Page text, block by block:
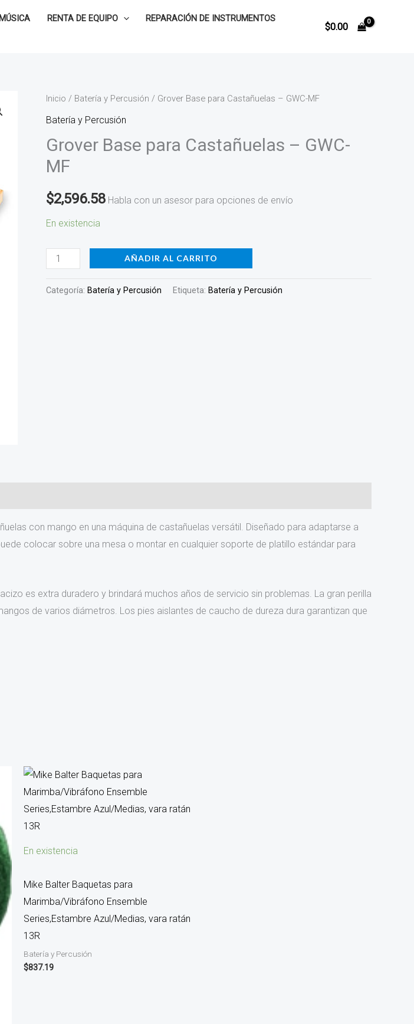
RENTA DE EQUIPO
REPARACIÓN DE INSTRUMENTOS
$0.00
Inicio / Batería y Percusión / Grover Base para Castañuelas – GWC-MF
Batería y Percusión
Grover Base para Castañuelas – GWC-
MF
$2,596.58 Habla con un asesor para opciones de envío
En existencia
Grover
Base
Castañuelas
MF
cantidad
AÑADIR AL CARRITO
Categoría: Batería y Percusión Etiqueta: Batería y Percusión
con mango en una máquina de castañuelas versátil. Diseñado para adaptarse a
colocar sobre una mesa o montar en cualquier soporte de platillo estándar para
es extra duradero y brindará muchos años de servicio sin problemas. La gran perilla
de varios diámetros. Los pies aislantes de caucho de dureza dura garantizan que
En existencia
Mike Balter Baquetas para
Marimba/Vibráfono Ensemble
Series,Estambre Azul/Medias, vara ratán
13R
Batería y Percusión
$837.19